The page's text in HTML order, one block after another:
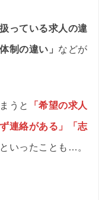
扱っている求人の違
制の違い」 などが
うと 「希望の求人
連絡がある」「志
といったことも…。